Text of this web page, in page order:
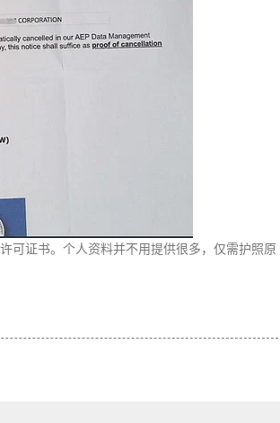
可证书。个人资料并不用提供很多，仅需护照原